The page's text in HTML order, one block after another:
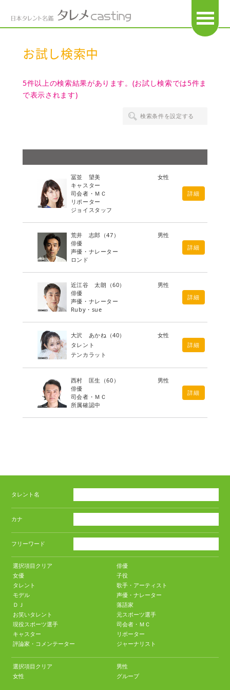
お試し検索中
5件以上の検索結果があります。(お試し検索では5件ま
で表示されます)
検索条件を設定する
冨並 望美
女性
キャスター
司会者・ＭＣ
リポーター
ジョイスタッフ
詳細
荒井 志郎 （47）
男性
俳優
声優・ナレーター
ロンド
詳細
近江谷 太朗 （60）
男性
俳優
声優・ナレーター
Ruby・sue
詳細
大沢 あかね （40）
女性
タレント
テンカラット
詳細
西村 匡生 （60）
男性
俳優
司会者・ＭＣ
所属確認中
詳細
タレント名
カナ
フリーワード
選択項目クリア
俳優
女優
子役
タレント
歌手・アーティスト
モデル
声優・ナレーター
ＤＪ
落語家
お笑いタレント
元スポーツ選手
現役スポーツ選手
司会者・ＭＣ
キャスター
リポーター
評論家・コメンテーター
ジャーナリスト
選択項目クリア
男性
女性
グループ